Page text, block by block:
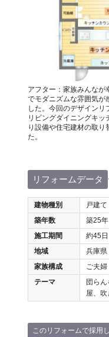
アフター：家族みんなが
でモダニズムな雰囲気が
した。今回のデザインリ
リビングダイニングキ
り設備や住宅建材の取り
た。
リフォームデータ
建物種別
戸建て
築年数
築25年
施工期間
約45日
地域
兵庫県
家族構成
ご夫
テーマ
団ら
屋、吹
このリフォームで採用